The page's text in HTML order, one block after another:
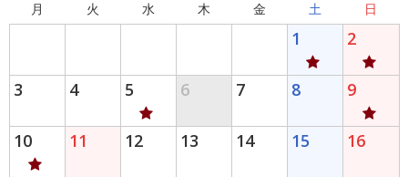
月 火 水 木 金 土 日
1 2
3 4 5 6 7 8 9
10 11 12 13 14 15 16